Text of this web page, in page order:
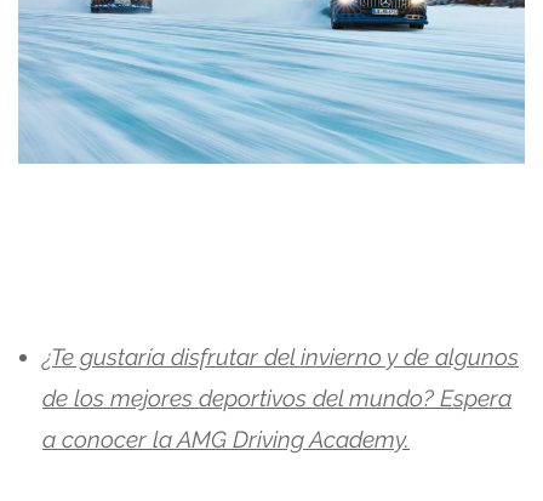
¿Te gustaría disfrutar del invierno y de algunos
de los mejores deportivos del mundo? Espera
a conocer la AMG Driving Academy.